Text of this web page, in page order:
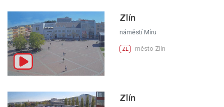
Zlín
náměstí Míru
ZL město Zlín
Zlín